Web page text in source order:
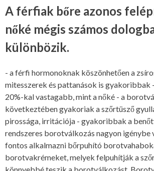
A férfiak bőre azonos
nőké mégis számos
különbözik.
- a férfi hormonoknak köszönhetően a
mitesszerek és pattanások is gyakoribbak
20%-kal vastagabb, mint a nőké - a
következtében gyakoriak a szőrtüsző
pirossága, irritációja - gyakoribbak a
rendszeres borotválkozás nagyon igénybe
fontos alkalmazni bőrpuhító
borotvakrémeket, melyek felpuhítják a